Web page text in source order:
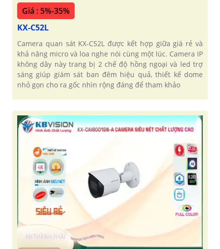
Giá : 5%-35%
KX-C52L
Camera quan sát KX-C52L được kết hợp giữa giá rẻ và
khả năng micro và loa nghe nói cùng một lúc. Camera IP
không dây này trang bị 2 chế độ hồng ngoại và led trợ
sáng giúp giám sát ban đêm hiệu quả, thiết kế dome
nhỏ gọn cho ra gốc nhìn rộng đáng để tham khảo